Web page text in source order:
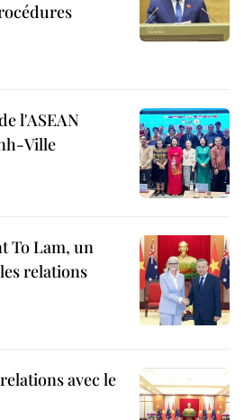
l'ASEAN
Ville
To Lam, un
relations
avec le